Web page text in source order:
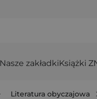
Nasze zakładkiKsiążki
Literatura obyczajowa